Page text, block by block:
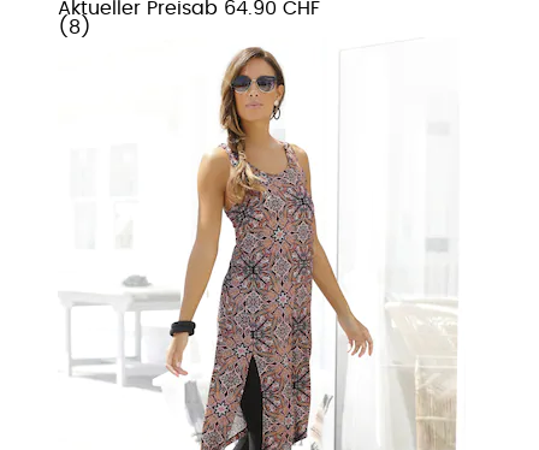
Aktueller Preisab 64.90 CHF
( 8 )